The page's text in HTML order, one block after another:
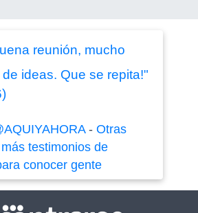
reunión, mucho
ideas. Que se repita!"
- Otras
testimonios de
conocer gente